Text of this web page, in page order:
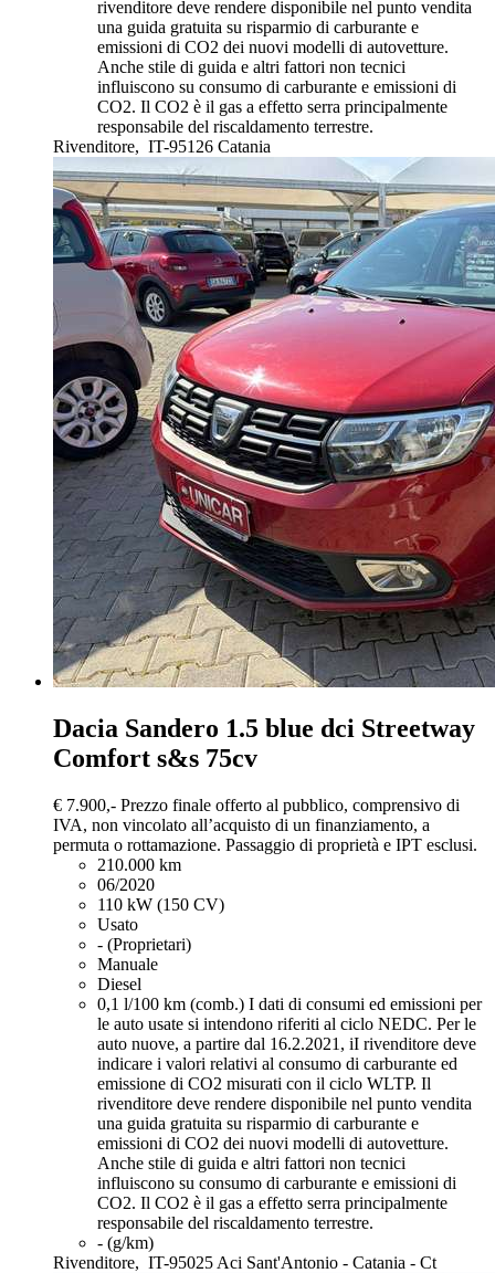
rivenditore deve rendere disponibile nel punto vendita
una guida gratuita su risparmio di carburante e
emissioni di CO2 dei nuovi modelli di autovetture.
Anche stile di guida e altri fattori non tecnici
influiscono su consumo di carburante e emissioni di
CO2. Il CO2 è il gas a effetto serra principalmente
responsabile del riscaldamento terrestre.
Rivenditore, IT-95126 Catania
Dacia Sandero 1.5 blue dci Streetway
Comfort s&s 75cv
€ 7.900,- Prezzo finale offerto al pubblico, comprensivo di
IVA, non vincolato all’acquisto di un finanziamento, a
permuta o rottamazione. Passaggio di proprietà e IPT esclusi.
210.000 km
06/2020
110 kW (150 CV)
Usato
- (Proprietari)
Manuale
Diesel
0,1 l/100 km (comb.) I dati di consumi ed emissioni per
le auto usate si intendono riferiti al ciclo NEDC. Per le
auto nuove, a partire dal 16.2.2021, iI rivenditore deve
indicare i valori relativi al consumo di carburante ed
emissione di CO2 misurati con il ciclo WLTP. Il
rivenditore deve rendere disponibile nel punto vendita
una guida gratuita su risparmio di carburante e
emissioni di CO2 dei nuovi modelli di autovetture.
Anche stile di guida e altri fattori non tecnici
influiscono su consumo di carburante e emissioni di
CO2. Il CO2 è il gas a effetto serra principalmente
responsabile del riscaldamento terrestre.
- (g/km)
Rivenditore, IT-95025 Aci Sant'Antonio - Catania - Ct